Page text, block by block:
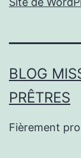
BLOG
PRÊTRES
Fièrement